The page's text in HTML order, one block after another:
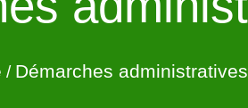
/ Démarches administratives